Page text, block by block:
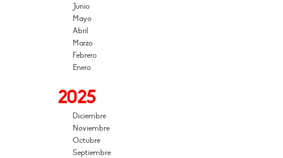
Junio
Mayo
Abril
Marzo
Febrero
Enero
2025
Diciembre
Noviembre
Octubre
Septiembre